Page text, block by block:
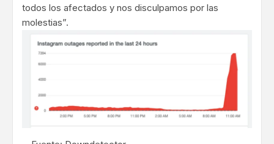
todos los afectados y nos disculpamos por las
molestias”.